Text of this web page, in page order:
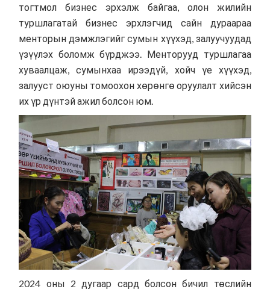
тогтмол бизнес эрхэлж байгаа, олон жилийн
туршлагатай бизнес эрхлэгчид сайн дураараа
менторын дэмжлэгийг сумын хүүхэд, залуучуудад
үзүүлэх боломж бүрджээ. Менторууд туршлагаа
хуваалцаж, сумынхаа ирээдүй, хойч үе хүүхэд,
залууст оюуны томоохон хөрөнгө оруулалт хийсэн
их үр дүнтэй ажил болсон юм.
2024 оны 2 дугаар сард болсон бичил төслийн